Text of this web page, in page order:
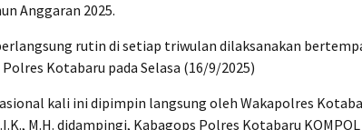
Anggaran 2025.
rutin di setiap triwulan dilaksanakan
Polres Kotabaru pada Selasa (16/9/2025)
kali ini dipimpin langsung oleh Wakapolres
M.H. didampingi, Kabagops Polres Kotabaru KOMPOL